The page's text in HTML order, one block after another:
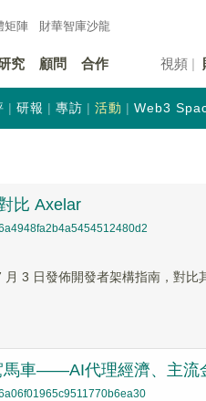
矩陣 財華智庫沙龍
究 顧問 合作 視頻
研報 專訪 活動 Web3
比 Axelar
3 日發佈開發者架構指南，對
馬車——AI代理經濟、主流